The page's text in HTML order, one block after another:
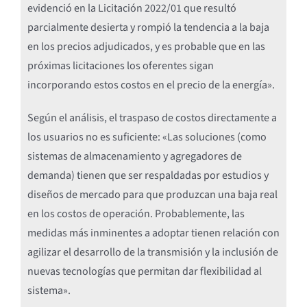
evidenció en la Licitación 2022/01 que resultó
parcialmente desierta y rompió la tendencia a la baja
en los precios adjudicados, y es probable que en las
próximas licitaciones los oferentes sigan
incorporando estos costos en el precio de la energía».
Según el análisis, el traspaso de costos directamente a
los usuarios no es suficiente: «Las soluciones (como
sistemas de almacenamiento y agregadores de
demanda) tienen que ser respaldadas por estudios y
diseños de mercado para que produzcan una baja real
en los costos de operación. Probablemente, las
medidas más inminentes a adoptar tienen relación con
agilizar el desarrollo de la transmisión y la inclusión de
nuevas tecnologías que permitan dar flexibilidad al
sistema».